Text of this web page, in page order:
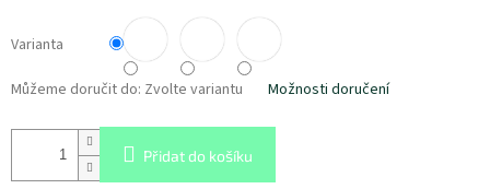
Varianta
Můžeme doručit do: Zvolte variantu Možnosti doručení
Přidat do košíku